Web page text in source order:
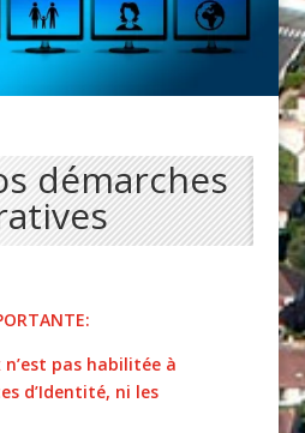
démarches
n’est pas habilitée à
d’Identité, ni les